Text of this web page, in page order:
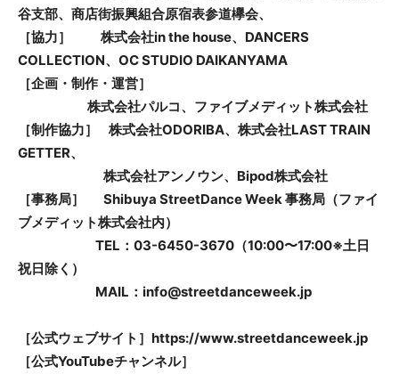
谷支部、 商店街振興組合原宿表参道欅会、
［協力］ 株式会社in the house、 DANCERS
COLLECTION、 OC STUDIO DAIKANYAMA
［企画・制作・運営］
株式会社パルコ、ファイブメディット株式会社
［制作協力］ 株式会社ODORIBA、株式会社LAST TRAIN
GETTER、
株式会社アンノウン、Bipod株式会社
［事務局］ Shibuya StreetDanceWeek 事務局 （ファイ
ブメディット株式会社内）
TEL：03-6450-3670 （10:00〜17:00※土日
祝日除く ）
MAIL： info@streetdanceweek.jp
［公式ウェブサイト］ https://www.streetdanceweek.jp
［公式YouTubeチャンネル］